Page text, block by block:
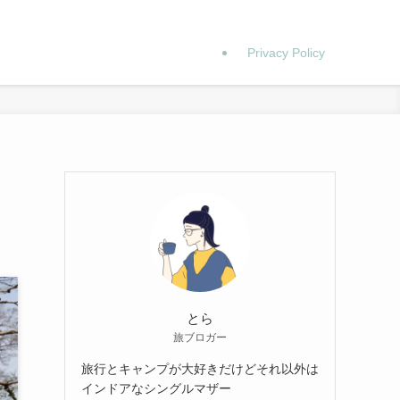
Privacy Policy
とら
旅ブロガー
旅行とキャンプが大好きだけどそれ以外は
インドアなシングルマザー